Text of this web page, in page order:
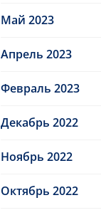
Май 2023
Апрель 2023
Февраль 2023
Декабрь 2022
Ноябрь 2022
Октябрь 2022